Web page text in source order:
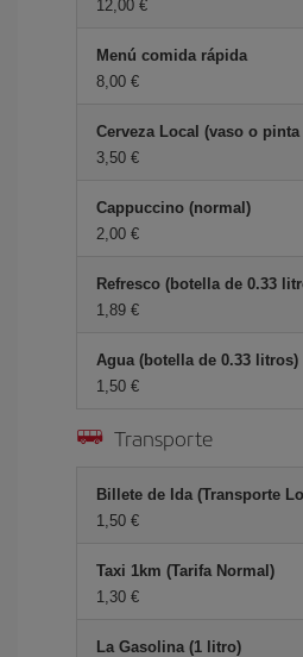
12,00 €
Menú comida rápida
8,00 €
Cerveza Local (vaso o
3,50 €
Cappuccino (normal)
2,00 €
Refresco (botella de 0.33
1,89 €
Agua (botella de 0.33 litros)
1,50 €
Transporte
Billete de Ida (Transporte
1,50 €
Taxi 1km (Tarifa Normal)
1,30 €
La Gasolina (1 litro)